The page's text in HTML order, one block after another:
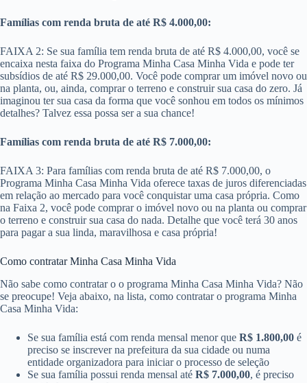
Famílias com renda bruta de até R$ 4.000,00:
FAIXA 2: Se sua família tem renda bruta de até R$ 4.000,00, você se
encaixa nesta faixa do Programa Minha Casa Minha Vida e pode ter
subsídios de até R$ 29.000,00. Você pode comprar um imóvel novo ou
na planta, ou, ainda, comprar o terreno e construir sua casa do zero. Já
imaginou ter sua casa da forma que você sonhou em todos os mínimos
detalhes? Talvez essa possa ser a sua chance!
Famílias com renda bruta de até R$ 7.000,00:
FAIXA 3: Para famílias com renda bruta de até R$ 7.000,00​, o
Programa Minha Casa Minha Vida oferece taxas de juros diferenciadas
em relação ao mercado para você conquistar uma casa própria. Como
na Faixa 2, você pode comprar o imóvel novo ou na planta ou comprar
o terreno e construir sua casa do nada. Detalhe que você terá 30 anos
para pagar a sua linda, maravilhosa e casa própria!
Como contratar Minha Casa Minha Vida
Não sabe como contratar o o programa Minha Casa Minha Vida? Não
se preocupe! Veja abaixo, na lista, como contratar o programa Minha
Casa Minha Vida:
Se sua família está com renda mensal menor que R$ 1.800,00 é
preciso se inscrever na prefeitura da sua cidade ou numa
entidade organizadora para iniciar o processo de seleção
Se sua família possui renda mensal até R$ 7.000,00​​, é preciso